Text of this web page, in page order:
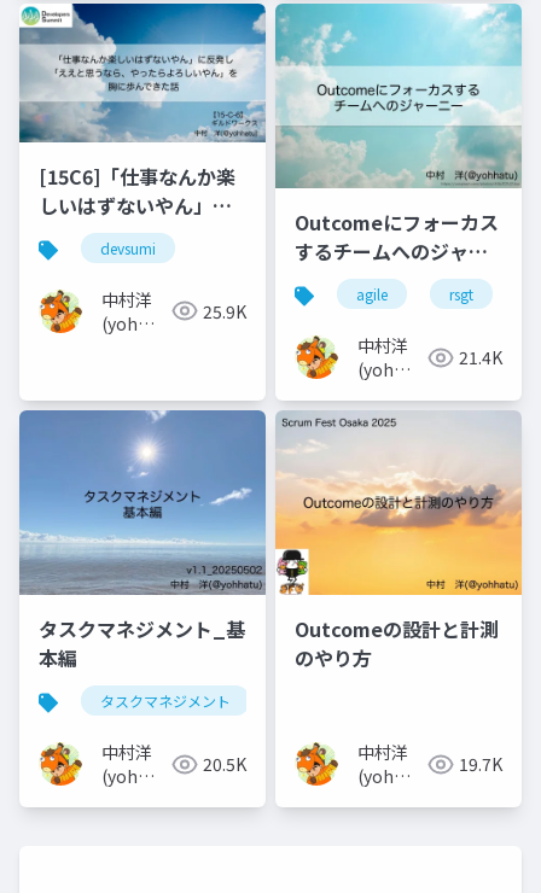
[15C6]「仕事なんか楽
しいはずないやん」に
反発し「ええと思うな
ら、やったらよろしい
やん」を胸に歩んでき
た話_2
devsumi
中村洋
(yoh
25.9K
Outcomeにフォーカス
するチームへのジャー
ニー
agile rsgt
中村洋
(yoh
21.4K
タスクマネジメント_基
本編
タスクマネジメント
中村洋
(yoh
20.5K
Outcomeの設計と計測
のやり方
中村洋
(yoh
19.7K